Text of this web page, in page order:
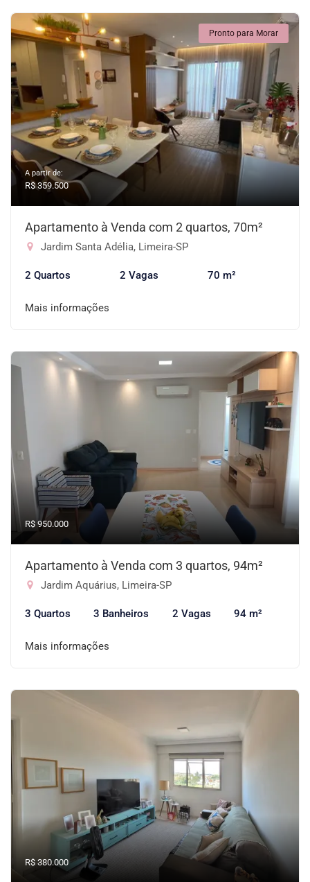
Pronto para Morar
A partir de:
R$ 359.500
Apartamento à Venda com 2 quartos, 70m²
Jardim Santa Adélia, Limeira-SP
2 Quartos 2 Vagas 70 m²
Mais informações
R$ 950.000
Apartamento à Venda com 3 quartos, 94m²
Jardim Aquárius, Limeira-SP
3 Quartos 3 Banheiros 2 Vagas 94 m²
Mais informações
R$ 380.000